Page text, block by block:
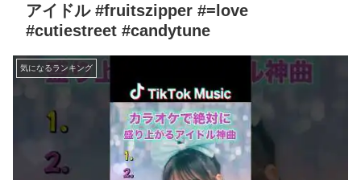
アイドル #fruitszipper #=love
#cutiestreet #candytune
気になるランキング